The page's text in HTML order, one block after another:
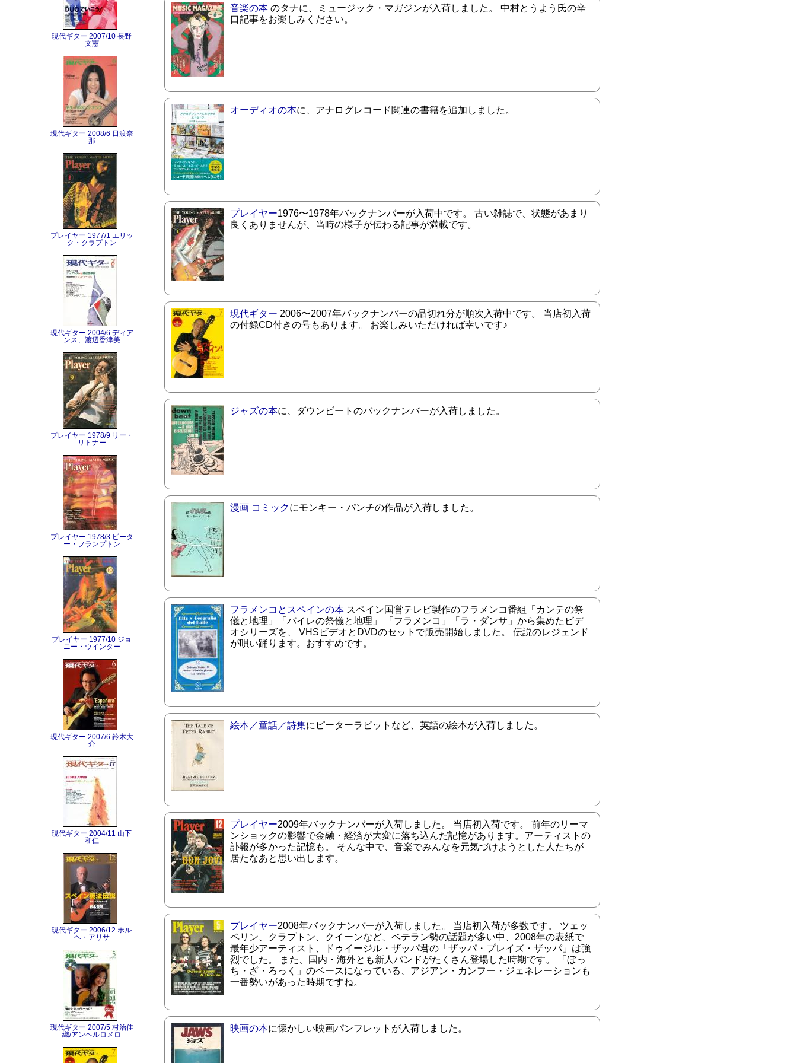
現代ギター 2007/10 長野
文憲
現代ギター 2008/6 日渡奈
那
プレイヤー 1977/1 エリッ
ク・クラプトン
現代ギター 2004/6 ディア
ンス、渡辺香津美
プレイヤー 1978/9 リー・
リトナー
プレイヤー 1978/3 ピータ
ー・フランプトン
プレイヤー 1977/10 ジョ
ニー・ウインター
現代ギター 2007/6 鈴木大
介
現代ギター 2004/11 山下
和仁
現代ギター 2006/12 ホル
ヘ・アリサ
現代ギター 2007/5 村治佳
織/アンヘルロメロ
音楽の本 のタナに、ミュージック・マガジンが入荷しました。 中村とうよう氏の辛
口記事をお楽しみください。
オーディオの本に、アナログレコード関連の書籍を追加しました。
プレイヤー1976〜1978年バックナンバーが入荷中です。 古い雑誌で、状態があまり
良くありませんが、当時の様子が伝わる記事が満載です。
現代ギター 2006〜2007年バックナンバーの品切れ分が順次入荷中です。 当店初入荷
の付録CD付きの号もあります。 お楽しみいただければ幸いです♪
ジャズの本に、ダウンビートのバックナンバーが入荷しました。
漫画 コミックにモンキー・パンチの作品が入荷しました。
フラメンコとスペインの本 スペイン国営テレビ製作のフラメンコ番組「カンテの祭
儀と地理」「バイレの祭儀と地理」 「フラメンコ」「ラ・ダンサ」から集めたビデ
オシリーズを、 VHSビデオとDVDのセットで販売開始しました。 伝説のレジェンド
が唄い踊ります。おすすめです。
絵本／童話／詩集にピーターラビットなど、英語の絵本が入荷しました。
プレイヤー2009年バックナンバーが入荷しました。 当店初入荷です。 前年のリーマ
ンショックの影響で金融・経済が大変に落ち込んだ記憶があります。アーティストの
訃報が多かった記憶も。 そんな中で、音楽でみんなを元気づけようとした人たちが
居たなあと思い出します。
プレイヤー2008年バックナンバーが入荷しました。 当店初入荷が多数です。 ツェッ
ペリン、クラプトン、クイーンなど、ベテラン勢の話題が多い中、2008年の表紙で
最年少アーティスト、ドゥイージル・ザッパ君の「ザッパ・プレイズ・ザッパ」は強
烈でした。 また、国内・海外とも新人バンドがたくさん登場した時期です。 「ぼっ
ち・ざ・ろっく」のベースになっている、アジアン・カンフー・ジェネレーションも
一番勢いがあった時期ですね。
映画の本に懐かしい映画パンフレットが入荷しました。